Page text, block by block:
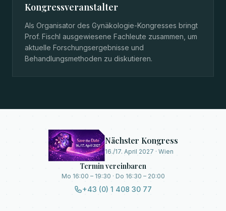
Kongressveranstalter
Als Organisator des Gynäkologie-Kongresses bringt
Prof. Fischl ausgewiesene Fachleute zusammen, um
aktuelle Forschungsergebnisse und
Behandlungsmethoden zu diskutieren.
Nächster Kongress
16./17. April 2027 · Wien
Termin vereinbaren
Mo 16:00 – 19:30 · Do 16:30 – 20:00
+43 (0) 1 408 30 77